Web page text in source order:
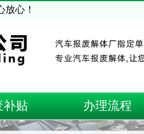
心！
补贴 办理流程